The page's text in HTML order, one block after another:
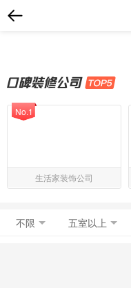
生活家装饰公司
No.1
不限 五室以上